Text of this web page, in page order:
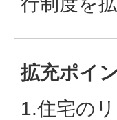
拡充ポイ
1.住宅の